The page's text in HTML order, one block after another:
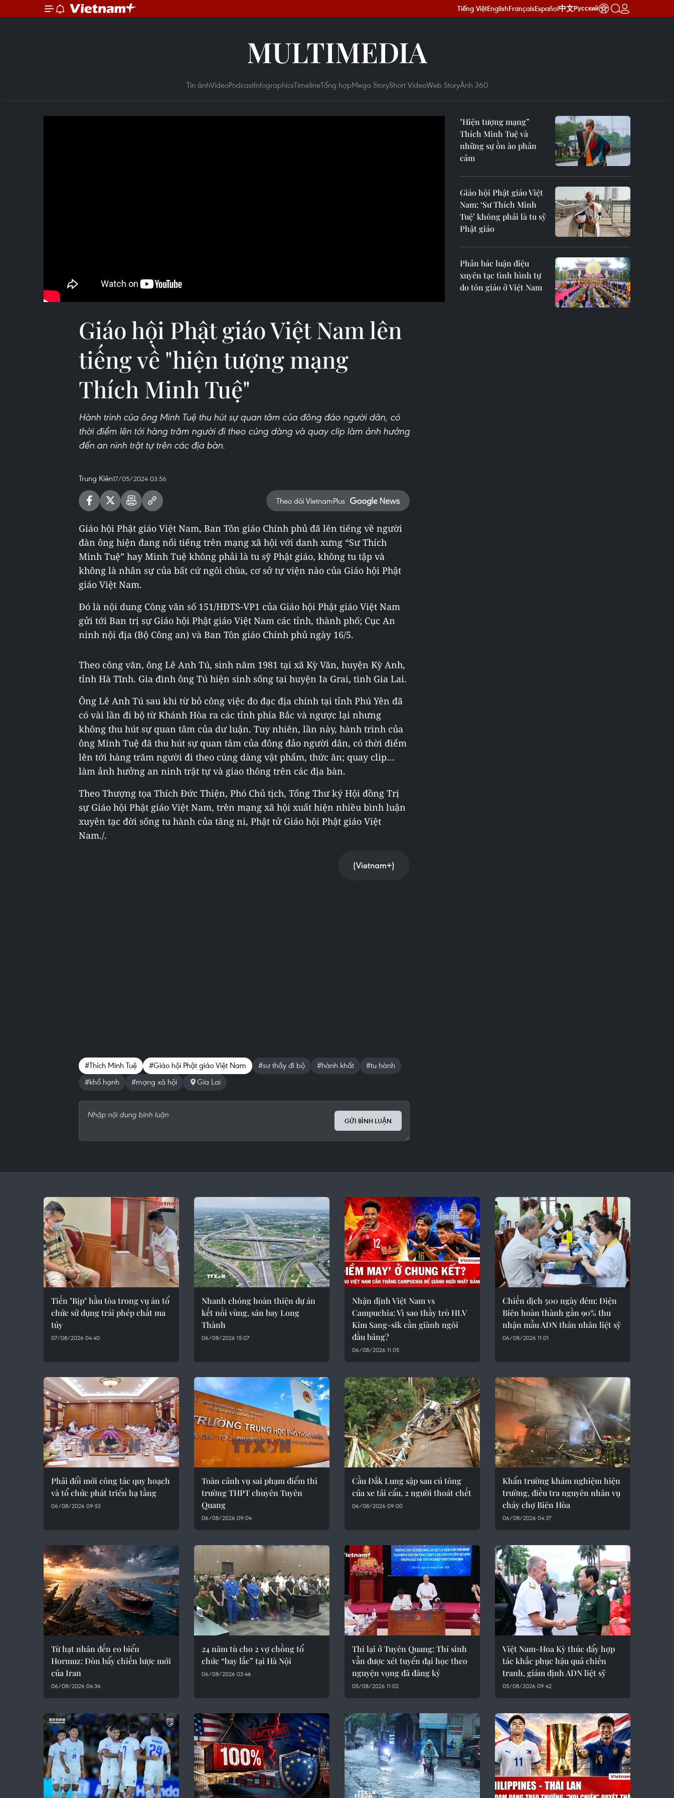
Tiếng ViệtEnglishFrançaisEspañol中文Русский
MULTIMEDIA
Tin ảnhVideoPodcastInfographicsTimelineTổng hợpMega StoryShort VideoWeb StoryẢnh 360
Giáo hội Phật giáo Việt Nam lên
tiếng về "hiện tượng mạng
Thích Minh Tuệ"
Hành trình của ông Minh Tuệ thu hút sự quan tâm của đông đảo người dân, có
thời điểm lên tới hàng trăm người đi theo cúng dàng và quay clip làm ảnh hưởng
đến an ninh trật tự trên các địa bàn.
Trung Kiên17/05/2024 03:56
Theo dõi VietnamPlus
Giáo hội Phật giáo Việt Nam, Ban Tôn giáo Chính phủ đã lên tiếng về người
đàn ông hiện đang nổi tiếng trên mạng xã hội với danh xưng “Sư Thích
Minh Tuệ” hay Minh Tuệ không phải là tu sỹ Phật giáo, không tu tập và
không là nhân sự của bất cứ ngôi chùa, cơ sở tự viện nào của Giáo hội Phật
giáo Việt Nam.
Đó là nội dung Công văn số 151/HĐTS-VP1 của Giáo hội Phật giáo Việt Nam
gửi tới Ban trị sự Giáo hội Phật giáo Việt Nam các tỉnh, thành phố; Cục An
ninh nội địa (Bộ Công an) và Ban Tôn giáo Chính phủ ngày 16/5.
Theo công văn, ông Lê Anh Tú, sinh năm 1981 tại xã Kỳ Văn, huyện Kỳ Anh,
tỉnh Hà Tĩnh. Gia đình ông Tú hiện sinh sống tại huyện Ia Grai, tinh Gia Lai.
Ông Lê Anh Tú sau khi từ bỏ công việc đo đạc địa chính tại tỉnh Phú Yên đã
có vài lần đi bộ từ Khánh Hòa ra các tỉnh phía Bắc và ngược lại nhưng
không thu hút sự quan tâm của dư luận. Tuy nhiên, lần này, hành trình của
ông Minh Tuệ đã thu hút sự quan tâm của đông đảo người dân, có thời điểm
lên tới hàng trăm người đi theo cúng dàng vật phẩm, thức ăn; quay clip…
làm ảnh hưởng an ninh trật tự và giao thông trên các địa bàn.
Theo Thượng tọa Thích Đức Thiện, Phó Chủ tịch, Tổng Thư ký Hội đồng Trị
sự Giáo hội Phật giáo Việt Nam, trên mạng xã hội xuất hiện nhiều bình luận
xuyên tạc đời sống tu hành của tăng ni, Phật tử Giáo hội Phật giáo Việt
Nam./.
(Vietnam+)
#Thích Minh Tuệ #Giáo hội Phật giáo Việt Nam #sư thầy đi bộ #hành khất
#tu hành
#khổ hạnh
#mạng xã hội Gia Lai
GỬI BÌNH LUẬN
"Hiện tượng mạng”
Thích Minh Tuệ và
những sự ồn ào phản
cảm
Giáo hội Phật giáo Việt
Nam: ‘Sư Thích Minh
Tuệ’ không phải là tu sỹ
Phật giáo
Phản bác luận điệu
xuyên tạc tình hình tự
do tôn giáo ở Việt Nam
Tiến "Bịp" hầu tòa trong vụ án tổ
chức sử dụng trái phép chất ma
túy
07/08/2026 04:40
Nhanh chóng hoàn thiện dự án
kết nối vùng, sân bay Long
Thành
06/08/2026 15:07
Nhận định Việt Nam vs
Campuchia: Vì sao thầy trò HLV
Kim Sang-sik cần giành ngôi
đầu bảng?
06/08/2026 11:05
Chiến dịch 500 ngày đêm: Điện
Biên hoàn thành gần 90% thu
nhận mẫu ADN thân nhân liệt sỹ
06/08/2026 11:01
Phải đổi mới công tác quy hoạch
và tổ chức phát triển hạ tầng
06/08/2026 09:53
Toàn cảnh vụ sai phạm điểm thi
trường THPT chuyên Tuyên
Quang
06/08/2026 09:04
Cầu Đắk Lung sập sau cú tông
của xe tải cẩu, 2 người thoát chết
06/08/2026 09:00
Khẩn trường khám nghiệm hiện
trường, điều tra nguyên nhân vụ
cháy chợ Biên Hòa
06/08/2026 04:37
Từ hạt nhân đến eo biển
Hormuz: Đòn bẩy chiến lược mới
của Iran
06/08/2026 04:36
24 năm tù cho 2 vợ chồng tổ
chức “bay lắc” tại Hà Nội
06/08/2026 03:46
Thi lại ở Tuyên Quang: Thí sinh
vẫn được xét tuyển đại học theo
nguyện vọng đã đăng ký
05/08/2026 11:02
Việt Nam-Hoa Kỳ thúc đẩy hợp
tác khắc phục hậu quả chiến
tranh, giám định ADN liệt sỹ
05/08/2026 09:42